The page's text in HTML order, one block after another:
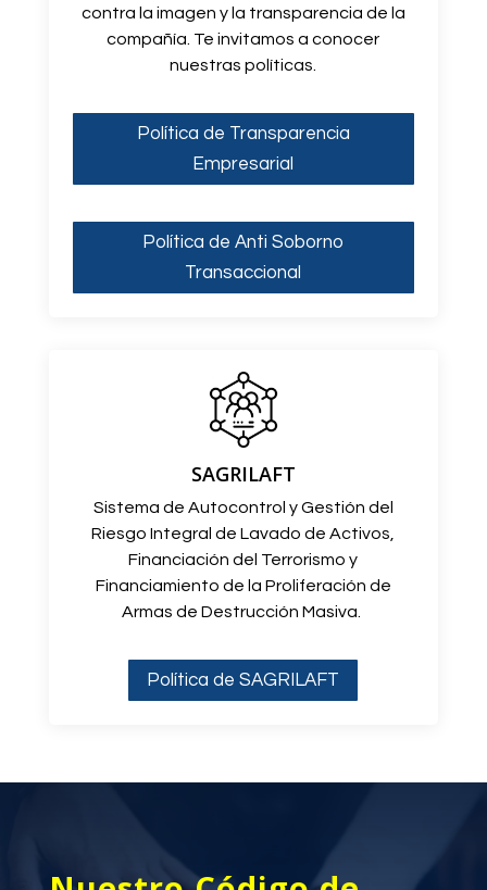
contra la imagen y la transparencia de la
compañía. Te invitamos a conocer
nuestras políticas.
Política de Transparencia
Empresarial
Política de Anti Soborno
Transaccional
SAGRILAFT
Sistema de Autocontrol y Gestión del
Riesgo Integral de Lavado de Activos,
Financiación del Terrorismo y
Financiamiento de la Proliferación de
Armas de Destrucción Masiva.
Política de SAGRILAFT